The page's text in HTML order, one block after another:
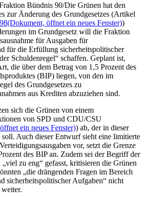
Bündnis 90/Die Grünen hat den
zur Änderung des Grundgesetzes (Artikel
(Dokument, öffnet ein neues Fenster))
im Grundgesetz will die Fraktion
für Ausgaben für
für die Erfüllung sicherheitspolitischer
Schuldenregel“ schaffen. Geplant ist,
die über dem Betrag von 1,5 Prozent des
(BIP) liegen, von den im
des Grundgesetzes zu
aus Krediten abzuziehen sind.
sich die Grünen von einem
von SPD und CDU/CSU
ein neues Fenster)) ab, der in dieser
soll. Auch dieser Entwurf sieht eine limitierte
vor, setzt die Grenze
des BIP an. Zudem sei der Begriff der
„viel zu eng“ gefasst, kritisieren die Grünen
„die drängenden Fragen im Bereich
sicherheitspolitischer Aufgaben“ nicht